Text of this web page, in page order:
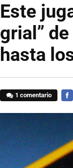
Este
grial”
hasta
1 comentario